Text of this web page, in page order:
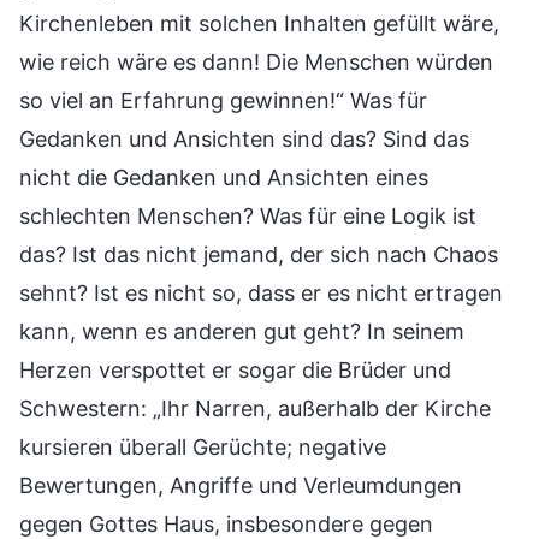
Kirchenleben mit solchen Inhalten gefüllt wäre,
wie reich wäre es dann! Die Menschen würden
so viel an Erfahrung gewinnen!“ Was für
Gedanken und Ansichten sind das? Sind das
nicht die Gedanken und Ansichten eines
schlechten Menschen? Was für eine Logik ist
das? Ist das nicht jemand, der sich nach Chaos
sehnt? Ist es nicht so, dass er es nicht ertragen
kann, wenn es anderen gut geht? In seinem
Herzen verspottet er sogar die Brüder und
Schwestern: „Ihr Narren, außerhalb der Kirche
kursieren überall Gerüchte; negative
Bewertungen, Angriffe und Verleumdungen
gegen Gottes Haus, insbesondere gegen